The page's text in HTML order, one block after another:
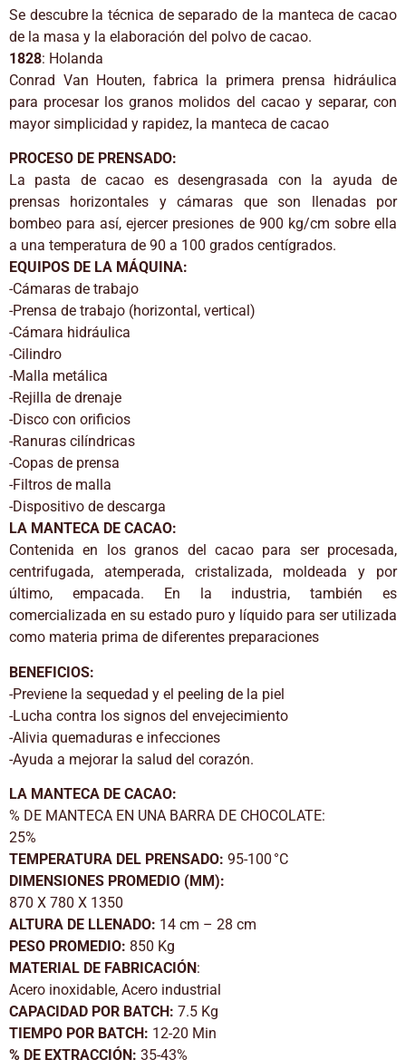
Se descubre la técnica de separado de la manteca de cacao
de la masa y la elaboración del polvo de cacao.
1828: Holanda
Conrad Van Houten, fabrica la primera prensa hidráulica
para procesar los granos molidos del cacao y separar, con
mayor simplicidad y rapidez, la manteca de cacao
PROCESO DE PRENSADO:
La pasta de cacao es desengrasada con la ayuda de
prensas horizontales y cámaras que son llenadas por
bombeo para así, ejercer presiones de 900 kg/cm sobre ella
a una temperatura de 90 a 100 grados centígrados.
EQUIPOS DE LA MÁQUINA:
-Cámaras de trabajo
-Prensa de trabajo (horizontal, vertical)
-Cámara hidráulica
-Cilindro
-Malla metálica
-Rejilla de drenaje
-Disco con orificios
-Ranuras cilíndricas
-Copas de prensa
-Filtros de malla
-Dispositivo de descarga
LA MANTECA DE CACAO:
Contenida en los granos del cacao para ser procesada,
centrifugada, atemperada, cristalizada, moldeada y por
último, empacada. En la industria, también es
comercializada en su estado puro y líquido para ser utilizada
como materia prima de diferentes preparaciones
BENEFICIOS:
-Previene la sequedad y el peeling de la piel
-Lucha contra los signos del envejecimiento
-Alivia quemaduras e infecciones
-Ayuda a mejorar la salud del corazón.
LA MANTECA DE CACAO:
% DE MANTECA EN UNA BARRA DE CHOCOLATE:
25%
TEMPERATURA DEL PRENSADO: 95-100 °C
DIMENSIONES PROMEDIO (MM):
870 X 780 X 1350
ALTURA DE LLENADO: 14 cm – 28 cm
PESO PROMEDIO: 850 Kg
MATERIAL DE FABRICACIÓN:
Acero inoxidable, Acero industrial
CAPACIDAD POR BATCH: 7.5 Kg
TIEMPO POR BATCH: 12-20 Min
% DE EXTRACCIÓN: 35-43%